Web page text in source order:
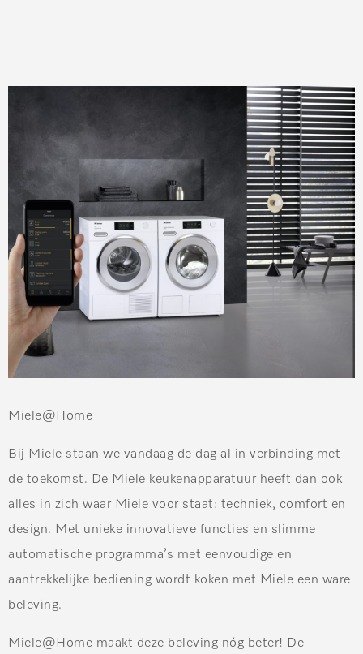
Miele@Home
Bij Miele staan we vandaag de dag al in verbinding met
de toekomst. De Miele keukenapparatuur heeft dan ook
alles in zich waar Miele voor staat: techniek, comfort en
design. Met unieke innovatieve functies en slimme
automatische programma’s met eenvoudige en
aantrekkelijke bediening wordt koken met Miele een ware
beleving.
Miele@Home maakt deze beleving nóg beter! De